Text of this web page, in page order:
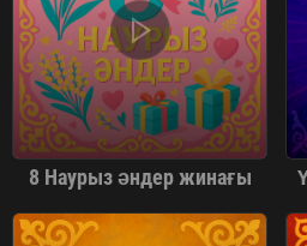
8 Наурыз әндер жинағы